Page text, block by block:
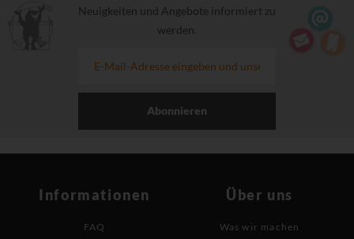
Neuigkeiten und Angebote informiert zu
werden.
Abonnieren
Informationen
FAQ
Über uns
Was wir machen